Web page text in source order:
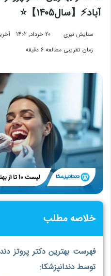
آباد⚡【سال1405】⭐
ستایش نیری 20 خرداد, 1402 آخرین
زمان تقریبی مطالعه 6 دقیقه
خلاصه مطلب
فهرست بهترین دکتر پروتز
توسط دندانپزشکا: